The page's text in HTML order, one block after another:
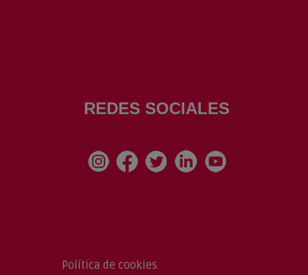
REDES SOCIALES
Política de cookies